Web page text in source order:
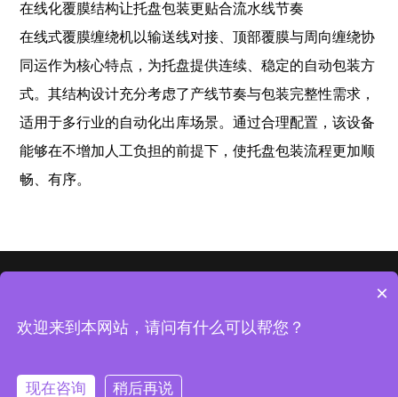
在线化覆膜结构让托盘包装更贴合流水线节奏
在线式覆膜缠绕机以输送线对接、顶部覆膜与周向缠绕协
同运作为核心特点，为托盘提供连续、稳定的自动包装方
式。其结构设计充分考虑了产线节奏与包装完整性需求，
适用于多行业的自动化出库场景。通过合理配置，该设备
能够在不增加人工负担的前提下，使托盘包装流程更加顺
畅、有序。
公司 鲁ICP备09036224号
×
欢迎来到本网站，请问有什么可以帮您？
现在咨询 稍后再说